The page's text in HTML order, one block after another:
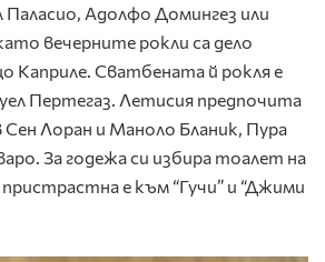
Паласио, Адолфо Домингез или
вечерните рокли са дело
Каприле. Сватбената й рокля е
Пертегаз. Летисия предпочита
Сен Лоран и Маноло Бланик, Пура
За годежа си избира тоалет на
е към “Гучи” и “Джими